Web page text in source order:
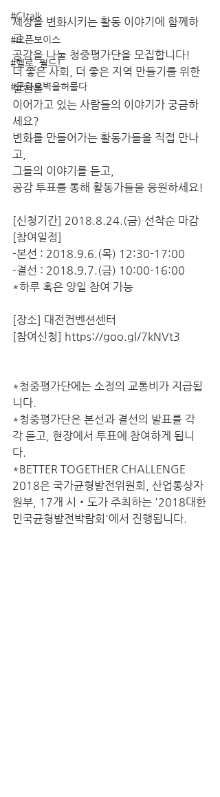
#C!talk
#오픈보이스
#헬로, 월드!
#문화로벽을허물다
세상을 변화시키는 활동 이야기에 함께하
고
공감을 나눌 청중평가단을 모집합니다!
더 좋은 사회, 더 좋은 지역 만들기를 위한
실천을
이어가고 있는 사람들의 이야기가 궁금하
세요?
변화를 만들어가는 활동가들을 직접 만나
고,
그들의 이야기를 듣고,
공감 투표를 통해 활동가들을 응원하세요!
[신청기간] 2018.8.24.(금) 선착순 마감
[참여일정]
-본선 : 2018.9.6.(목) 12:30-17:00
-결선 : 2018.9.7.(금) 10:00-16:00
*하루 혹은 양일 참여 가능
[장소] 대전컨벤션센터
[참여신청] https://goo.gl/7kNVt3
*청중평가단에는 소정의 교통비가 지급됩
니다.
*청중평가단은 본선과 결선의 발표를 각
각 듣고, 현장에서 투표에 참여하게 됩니
다.
*BETTER TOGETHER CHALLENGE
2018은 국가균형발전위원회, 산업통상자
원부, 17개 시‧도가 주최하는 '2018대한
민국균형발전박람회'에서 진행됩니다.